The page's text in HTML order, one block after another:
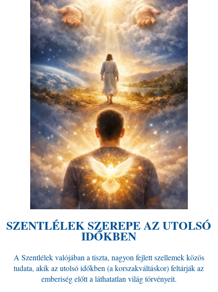
SZENTLÉLEK SZEREPE AZ UTOLSÓ
IDŐKBEN
A Szentlélek valójában a tiszta, nagyon fejlett szellemek közös
tudata, akik az utolsó időkben (a korszakváltáskor) feltárják az
emberiség előtt a láthatatlan világ törvényeit.